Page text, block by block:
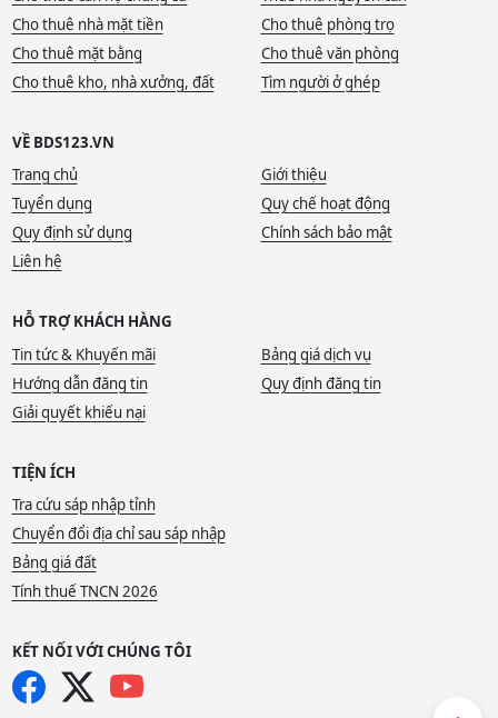
Cho thuê nhà mặt tiền
Cho thuê phòng trọ
Cho thuê mặt bằng
Cho thuê văn phòng
Cho thuê kho, nhà xưởng, đất
Tìm người ở ghép
VỀ BDS123.VN
Trang chủ
Giới thiệu
Tuyển dụng
Quy chế hoạt động
Quy định sử dụng
Chính sách bảo mật
Liên hệ
HỖ TRỢ KHÁCH HÀNG
Tin tức & Khuyến mãi
Bảng giá dịch vụ
Hướng dẫn đăng tin
Quy định đăng tin
Giải quyết khiếu nại
TIỆN ÍCH
Tra cứu sáp nhập tỉnh
Chuyển đổi địa chỉ sau sáp nhập
Bảng giá đất
Tính thuế TNCN 2026
KẾT NỐI VỚI CHÚNG TÔI